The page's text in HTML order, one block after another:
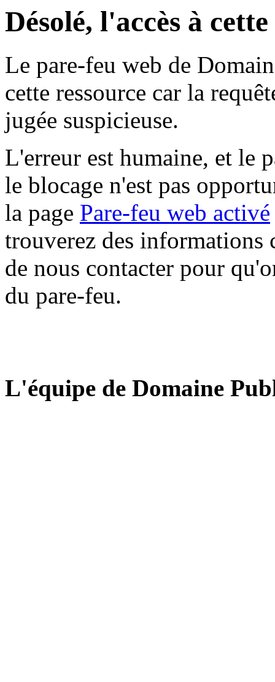
Désolé, l'accès à
Le pare-feu web de
cette ressource car la
jugée suspicieuse.
L'erreur est humaine, et le
le blocage n'est pas
la page Pare-feu web activé
trouverez des informations
de nous contacter pour
du pare-feu.
L'équipe de Domaine